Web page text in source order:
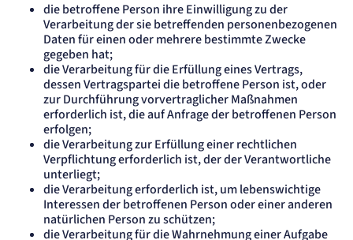
die betroffene Person ihre Einwilligung zu der
Verarbeitung der sie betreffenden personenbezogenen
Daten für einen oder mehrere bestimmte Zwecke
gegeben hat;
die Verarbeitung für die Erfüllung eines Vertrags,
dessen Vertragspartei die betroffene Person ist, oder
zur Durchführung vorvertraglicher Maßnahmen
erforderlich ist, die auf Anfrage der betroffenen Person
erfolgen;
die Verarbeitung zur Erfüllung einer rechtlichen
Verpflichtung erforderlich ist, der der Verantwortliche
unterliegt;
die Verarbeitung erforderlich ist, um lebenswichtige
Interessen der betroffenen Person oder einer anderen
natürlichen Person zu schützen;
die Verarbeitung für die Wahrnehmung einer Aufgabe